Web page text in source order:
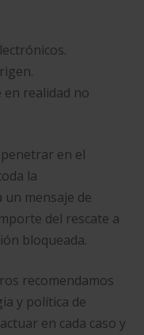
en realidad no
en el
la
mensaje de
del rescate a
bloqueada.
recomendamos
y política de
en cada caso y